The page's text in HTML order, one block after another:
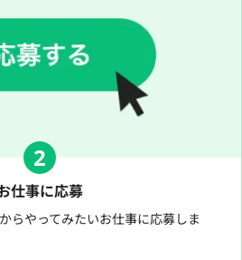
2
仕事に応募
らやってみたいお仕事に応募しま